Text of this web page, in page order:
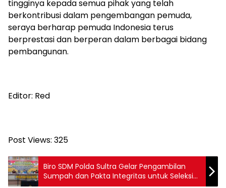
tingginya kepada semua pihak yang telah
berkontribusi dalam pengembangan pemuda,
seraya berharap pemuda Indonesia terus
berprestasi dan berperan dalam berbagai bidang
pembangunan.
Editor: Red
Post Views: 325
Biro SDM Polda Sultra Gelar Pengambilan
Sumpah dan Pakta Integritas untuk Seleksi
PPPK Polri 2024